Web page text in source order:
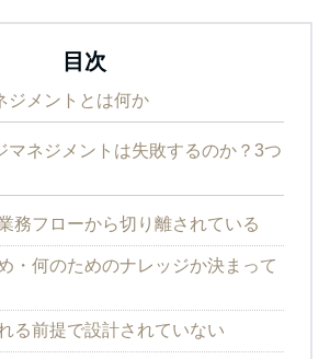
目次
ジメントとは何か
マネジメントは失敗するのか？3つ
務フローから切り離されている
・何のためのナレッジか決まって
る前提で設計されていない